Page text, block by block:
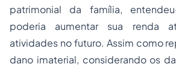
patrimonial da família,
poderia aumentar sua renda
atividades no futuro. Assim como
dano imaterial, considerando os